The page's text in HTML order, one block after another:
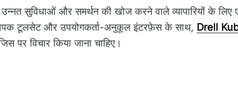
उन्नत सुविधाओं और समर्थन की खोज करने वाले व्यापारियों के
टूलसेट और उपयोगकर्ता-अनुकूल इंटरफ़ेस के साथ, Drell
पर विचार किया जाना चाहिए।